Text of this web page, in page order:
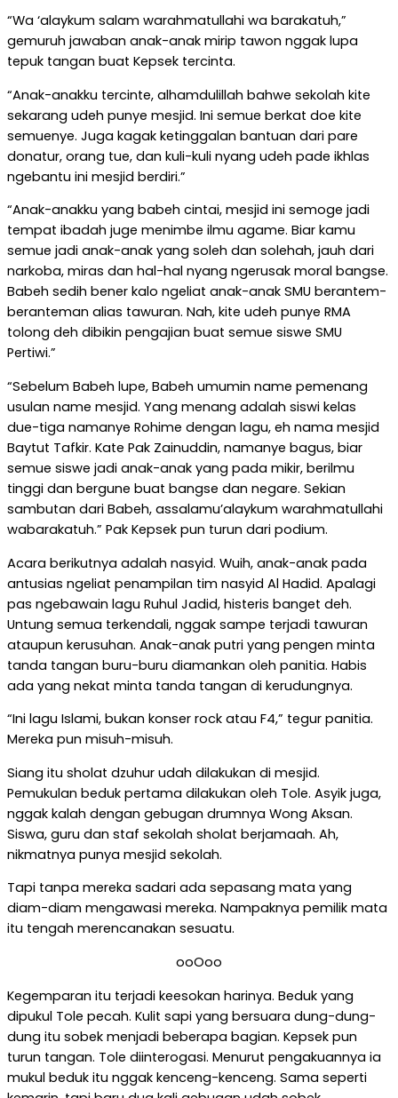
“Wa ‘alaykum salam warahmatullahi wa barakatuh,”
gemuruh jawaban anak-anak mirip tawon nggak lupa
tepuk tangan buat Kepsek tercinta.
“Anak-anakku tercinte, alhamdulillah bahwe sekolah kite
sekarang udeh punye mesjid. Ini semue berkat doe kite
semuenye. Juga kagak ketinggalan bantuan dari pare
donatur, orang tue, dan kuli-kuli nyang udeh pade ikhlas
ngebantu ini mesjid berdiri.”
“Anak-anakku yang babeh cintai, mesjid ini semoge jadi
tempat ibadah juge menimbe ilmu agame. Biar kamu
semue jadi anak-anak yang soleh dan solehah, jauh dari
narkoba, miras dan hal-hal nyang ngerusak moral bangse.
Babeh sedih bener kalo ngeliat anak-anak SMU berantem-
beranteman alias tawuran. Nah, kite udeh punye RMA
tolong deh dibikin pengajian buat semue siswe SMU
Pertiwi.”
“Sebelum Babeh lupe, Babeh umumin name pemenang
usulan name mesjid. Yang menang adalah siswi kelas
due-tiga namanye Rohime dengan lagu, eh nama mesjid
Baytut Tafkir. Kate Pak Zainuddin, namanye bagus, biar
semue siswe jadi anak-anak yang pada mikir, berilmu
tinggi dan bergune buat bangse dan negare. Sekian
sambutan dari Babeh, assalamu’alaykum warahmatullahi
wabarakatuh.” Pak Kepsek pun turun dari podium.
Acara berikutnya adalah nasyid. Wuih, anak-anak pada
antusias ngeliat penampilan tim nasyid Al Hadid. Apalagi
pas ngebawain lagu Ruhul Jadid, histeris banget deh.
Untung semua terkendali, nggak sampe terjadi tawuran
ataupun kerusuhan. Anak-anak putri yang pengen minta
tanda tangan buru-buru diamankan oleh panitia. Habis
ada yang nekat minta tanda tangan di kerudungnya.
“Ini lagu Islami, bukan konser rock atau F4,” tegur panitia.
Mereka pun misuh-misuh.
Siang itu sholat dzuhur udah dilakukan di mesjid.
Pemukulan beduk pertama dilakukan oleh Tole. Asyik juga,
nggak kalah dengan gebugan drumnya Wong Aksan.
Siswa, guru dan staf sekolah sholat berjamaah. Ah,
nikmatnya punya mesjid sekolah.
Tapi tanpa mereka sadari ada sepasang mata yang
diam-diam mengawasi mereka. Nampaknya pemilik mata
itu tengah merencanakan sesuatu.
ooOoo
Kegemparan itu terjadi keesokan harinya. Beduk yang
dipukul Tole pecah. Kulit sapi yang bersuara dung-dung-
dung itu sobek menjadi beberapa bagian. Kepsek pun
turun tangan. Tole diinterogasi. Menurut pengakuannya ia
mukul beduk itu nggak kenceng-kenceng. Sama seperti